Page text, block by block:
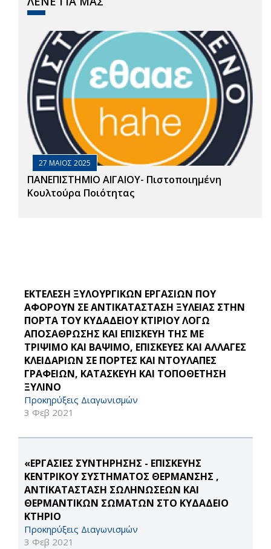
27 ΜΑΙΟΣ 2025
ΠΑΝΕΠΙΣΤΗΜΙΟ ΑΙΓΑΙΟΥ- Πιστοποιημένη
Κουλτούρα Ποιότητας
ΕΚΤΕΛΕΣΗ ΞΥΛΟΥΡΓΙΚΩΝ ΕΡΓΑΣΙΩΝ ΠΟΥ
ΑΦΟΡΟΥΝ ΣΕ ΑΝΤΙΚΑΤΑΣΤΑΣΗ ΞΥΛΕΙΑΣ ΣΤΗΝ
ΠΟΡΤΑ ΤΟΥ ΚΥΔΑΔΕΙΟΥ ΚΤΙΡΙΟΥ ΛΟΓΩ
ΑΠΟΣΑΘΡΩΣΗΣ ΚΑΙ ΕΠΙΣΚΕΥΗ ΤΗΣ ΜΕ
ΤΡΙΨΙΜΟ ΚΑΙ ΒΑΨΙΜΟ, ΕΠΙΣΚΕΥΕΣ ΚΑΙ ΑΛΛΑΓΕΣ
ΚΛΕΙΔΑΡΙΩΝ ΣΕ ΠΟΡΤΕΣ ΚΑΙ ΝΤΟΥΛΑΠΕΣ
ΓΡΑΦΕΙΩΝ, ΚΑΤΑΣΚΕΥΗ ΚΑΙ ΤΟΠΟΘΕΤΗΣΗ
ΞΥΛΙΝΟ
Προκηρύξεις Διαγωνισμών
3 Φεβ 2021
«ΕΡΓΑΣΙΕΣ ΣΥΝΤΗΡΗΣΗΣ - ΕΠΙΣΚΕΥΗΣ
ΚΕΝΤΡΙΚΟΥ ΣΥΣΤΗΜΑΤΟΣ ΘΕΡΜΑΝΣΗΣ ,
ΑΝΤΙΚΑΤΑΣΤΑΣΗ ΣΩΛΗΝΩΣΕΩΝ ΚΑΙ
ΘΕΡΜΑΝΤΙΚΩΝ ΣΩΜΑΤΩΝ ΣΤΟ KΥΔΑΔΕΙΟ
ΚΤΗΡΙΟ
Προκηρύξεις Διαγωνισμών
3 Φεβ 2021